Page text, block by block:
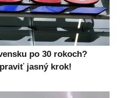
po 30 rokoch?
jasný krok!